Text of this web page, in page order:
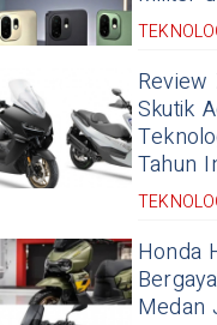
Review
Skutik
Tahun
Honda
Medan